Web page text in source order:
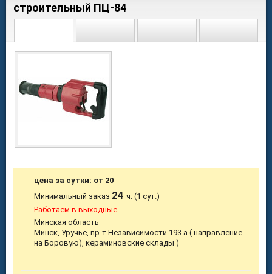
строительный ПЦ-84
цена за сутки: от 20
Минимальный заказ 24ч. (1 сут.)
Работаем в выходные
Минская область
Минск, Уручье, пр-т Независимости 193 а ( направление
на Боровую), кераминовские склады )